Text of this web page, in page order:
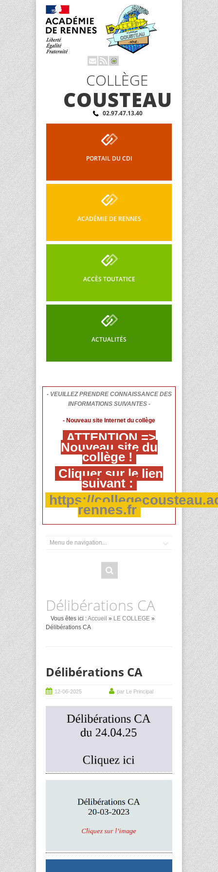
COLLÈGE
COUSTEAU
02.97.47.13.40
PORTAIL DU CDI
ACADÉMIE DE RENNES
ACCÈS TOUTATICE
ACTUALITÉS
- VEUILLEZ PRENDRE CONNAISSANCE DES
INFORMATIONS SUIVANTES -
- Nouveau site Internet du collège
ATTENTION =>
Nouveau site du
collège !
Cliquer sur le lien
suivant :
https://
rennes.fr
Délibérations CA
Vous êtes ici :Accueil » LE COLLEGE »
Délibérations CA
Délibérations CA
12-06-2025 par Le Principal